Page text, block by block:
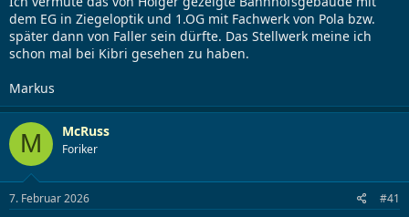
dem EG in Ziegeloptik und 1.OG mit Fachwerk von Pola bzw.
später dann von Faller sein dürfte. Das Stellwerk meine ich
schon mal bei Kibri gesehen zu haben.
Markus
M McRuss
Foriker
7. Februar 2026 #41